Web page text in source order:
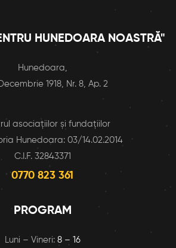
HUNEDOARA NOASTRĂ"
Hunedoara,
1918, Nr. 8, Ap. 2
asociaţiilor şi fundaţiilor
Hunedoara: 03/14.02.2014
C.I.F. 32843371
0770 823 361
PROGRAM
Luni – Vineri: 8 – 16